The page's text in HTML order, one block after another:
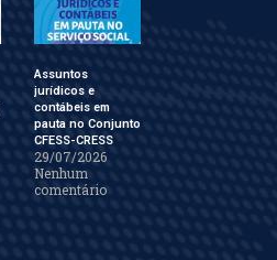
Assuntos
jurídicos e
contábeis em
pauta no Conjunto
CFESS-CRESS
29/07/2026
Nenhum
comentário